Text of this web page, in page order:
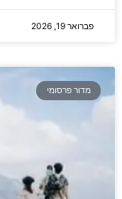
פברואר 19, 2026
מדור פרסומי